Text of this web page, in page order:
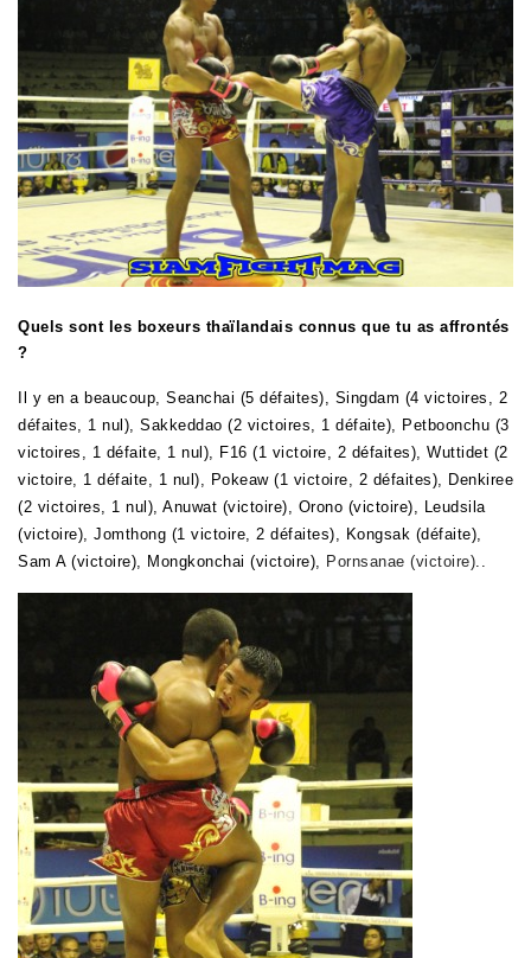
Quels sont les boxeurs thaïlandais connus que tu as affrontés
?
Il y en a beaucoup, Seanchai (5 défaites), Singdam (4 victoires, 2
défaites, 1 nul), Sakkeddao (2 victoires, 1 défaite), Petboonchu (3
victoires, 1 défaite, 1 nul), F16 (1 victoire, 2 défaites), Wuttidet (2
victoire, 1 défaite, 1 nul), Pokeaw (1 victoire, 2 défaites), Denkiree
(2 victoires, 1 nul), Anuwat (victoire), Orono (victoire), Leudsila
(victoire), Jomthong (1 victoire, 2 défaites), Kongsak (défaite),
Sam A (victoire), Mongkonchai (victoire), Pornsanae (victoire)..